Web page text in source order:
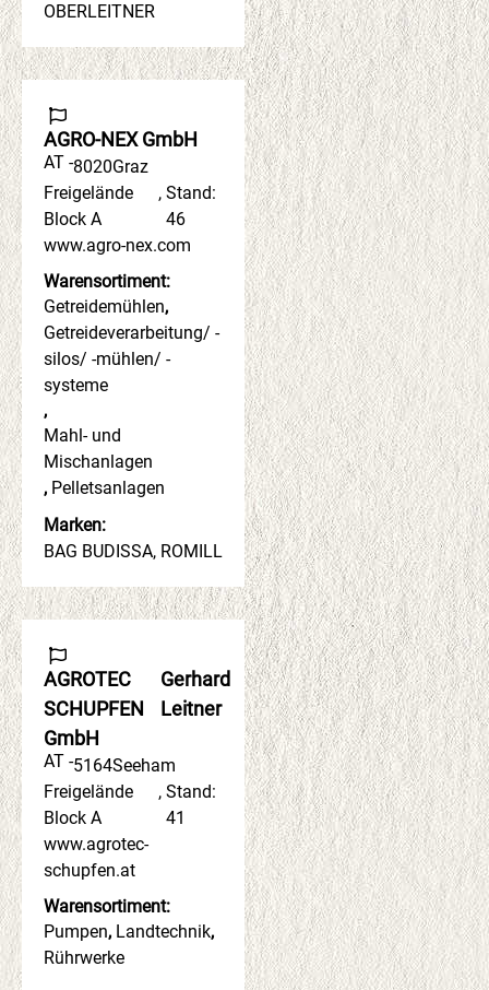
OBERLEITNER
AGRO-NEX GmbH
AT -8020Graz
Freigelände
Block A
, Stand:
46
www.agro-nex.com
Warensortiment:
Getreidemühlen,
Getreideverarbeitung/ -
silos/ -mühlen/ -
systeme
,
Mahl- und
Mischanlagen
, Pelletsanlagen
Marken:
BAG BUDISSA, ROMILL
AGROTEC
SCHUPFEN
GmbH
Gerhard
Leitner
AT -5164Seeham
Freigelände
Block A
, Stand:
41
www.agrotec-
schupfen.at
Warensortiment:
Pumpen, Landtechnik,
Rührwerke